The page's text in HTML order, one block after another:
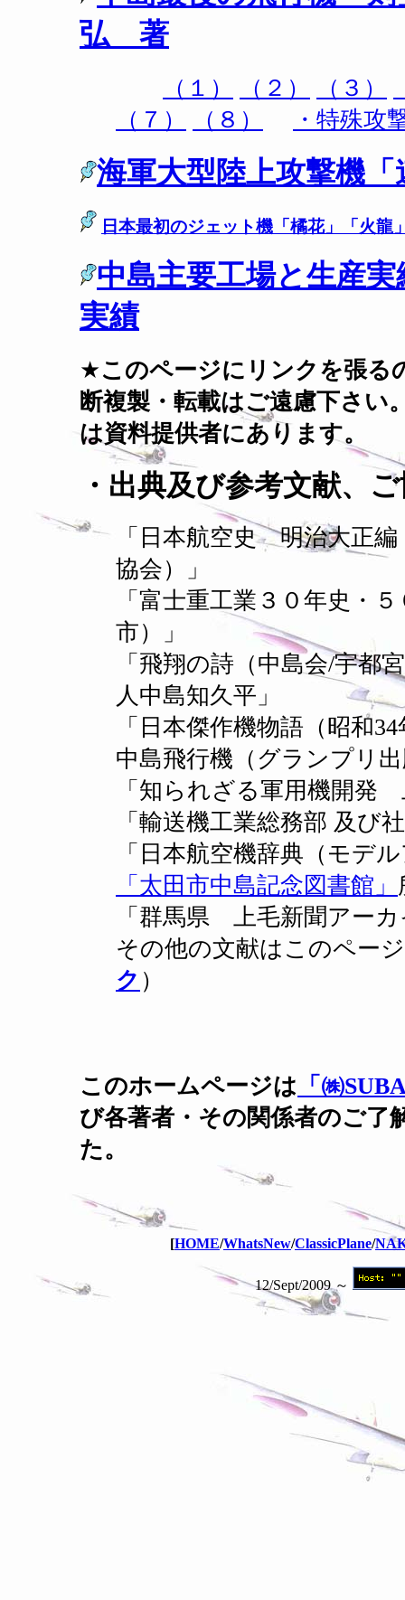
弘 著
（１） （２） （３）
（７）
（８） ・特殊攻
海軍大型陸上攻撃機
日本最初のジェット機「橘花」 「火龍
中島主要工場と生産
実績
★このページにリンクを張る
断複製・転載はご遠慮下さ
は資料提供者にあります。
・出典及び参考文献、
「日本航空史 明治大正
協会）」
「富士重工業３０年史・
市）」
「飛翔の詩（中島会/宇都
人中島知久平」
「日本傑作機物語（昭和
中島飛行機（グランプリ
「知られざる軍用機開発
「輸送機工業総務部 及
「日本航空機辞典（モデ
「太田市中島記念図書館」
「群馬県 上毛新聞アー
その他の文献はこのペー
ク ）
このホームページは 「㈱
び各著者・その関係者のご了
た。
[HOME/WhatsNew/ClassicPlane/
12/Sept/2009 ～